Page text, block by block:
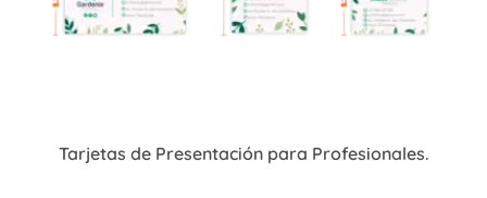
Tarjetas de Presentación para Profesionales.